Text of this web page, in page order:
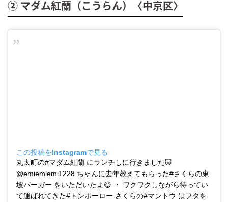
② マダム紅蘭（こうらん）〈中京区〉
この投稿をInstagramで見る
丸太町の#マダム紅蘭 にランチしに行きました🐷
@emiemiemi1228 ちゃんに去年教えてもらった#さくらの東
坡バーガー をいただいたよ😋 ・ ワクワクしながら待ってい
て運ばれてきた#トンポーロー さくらの#マントウ はフタを